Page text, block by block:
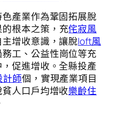
產業作為鞏固拓展脫
根本之策，充侘寂風
增收意識，讓脫loft風
工、公益性崗位等充
促進增收。全縣投產
計師個，實現產業項目
人口戶均增收樂齡住